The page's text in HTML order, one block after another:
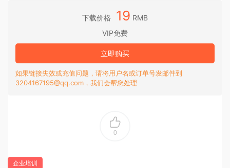
下载价格 19 RMB
VIP免费
立即购买
如果链接失效或充值问题，请将用户名或订单号发邮件到
3204167195@qq.com，我们会帮您处理
0
企业培训